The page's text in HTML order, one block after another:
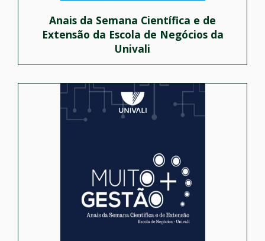
Anais da Semana Científica e de
Extensão da Escola de Negócios da
Univali